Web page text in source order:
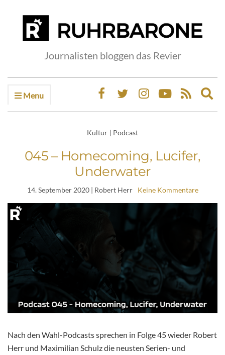
Journalisten bloggen das Revier
Menu
Kultur | Podcast
045 – Homecoming, Lucifer,
Underwater
14. September 2020| Robert Herr Keine Kommentare
Nach den Wahl-Podcasts sprechen in Folge 45 wieder Robert
Herr und Maximilian Schulz die neusten Serien- und